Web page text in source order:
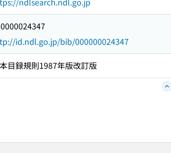
id.ndl.go.jp/bib/000000024347
目録規則1987年版改訂版